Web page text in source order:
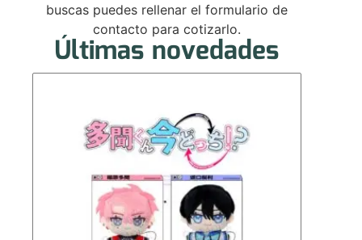
buscas puedes rellenar el formulario de
contacto para cotizarlo.
Últimas novedades